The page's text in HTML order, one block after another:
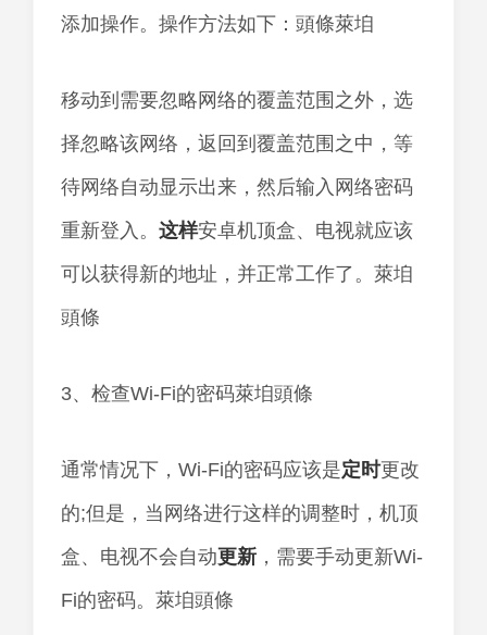
添加操作。操作方法如下：頭條萊垍
移动到需要忽略网络的覆盖范围之外，选
择忽略该网络，返回到覆盖范围之中，等
待网络自动显示出来，然后输入网络密码
重新登入。 这样安卓机顶盒、电视就应该
可以获得新的地址，并正常工作了。萊垍
頭條
3、检查Wi-Fi的密码萊垍頭條
通常情况下，Wi-Fi的密码应该是定时更改
的;但是，当网络进行这样的调整时，机顶
盒、电视不会自动更新 ，需要手动更新Wi-
Fi的密码。萊垍頭條